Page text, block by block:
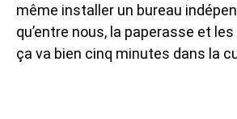
même installer un bureau
qu’entre nous, la paperasse et
ça va bien cinq minutes dans la